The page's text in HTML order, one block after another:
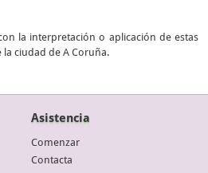
la interpretación o aplicación de estas
ciudad de A Coruña.
Asistencia
Comenzar
Contacta